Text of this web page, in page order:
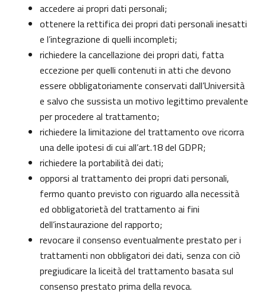
accedere ai propri dati personali;
ottenere la rettifica dei propri dati personali inesatti
e l’integrazione di quelli incompleti;
richiedere la cancellazione dei propri dati, fatta
eccezione per quelli contenuti in atti che devono
essere obbligatoriamente conservati dall’Università
e salvo che sussista un motivo legittimo prevalente
per procedere al trattamento;
richiedere la limitazione del trattamento ove ricorra
una delle ipotesi di cui all’art.18 del GDPR;
richiedere la portabilità dei dati;
opporsi al trattamento dei propri dati personali,
fermo quanto previsto con riguardo alla necessità
ed obbligatorietà del trattamento ai fini
dell’instaurazione del rapporto;
revocare il consenso eventualmente prestato per i
trattamenti non obbligatori dei dati, senza con ciò
pregiudicare la liceità del trattamento basata sul
consenso prestato prima della revoca.